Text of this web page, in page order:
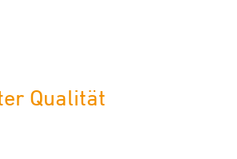
Qualität